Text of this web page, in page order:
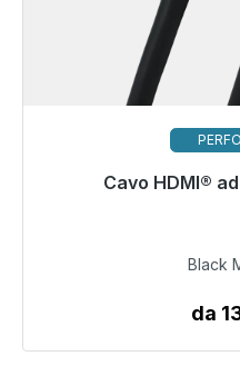
Cavo HDMI®
Pronto per la
Black
da